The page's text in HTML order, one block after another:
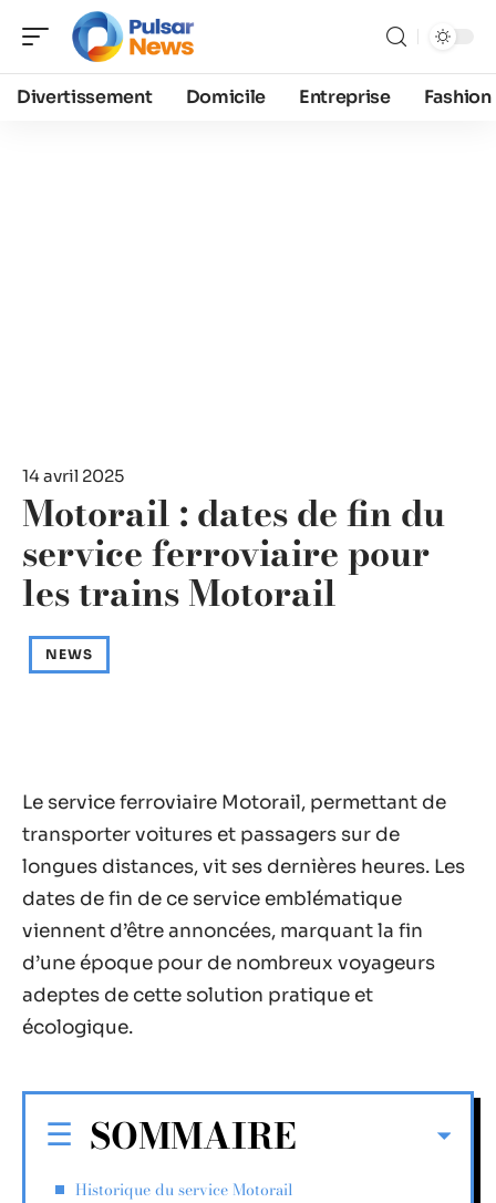
Divertissement Domicile Entreprise Fashion
14 avril 2025
Motorail : dates de fin du
service ferroviaire pour
les trains Motorail
NEWS
Le service ferroviaire Motorail, permettant de
transporter voitures et passagers sur de
longues distances, vit ses dernières heures. Les
dates de fin de ce service emblématique
viennent d’être annoncées, marquant la fin
d’une époque pour de nombreux voyageurs
adeptes de cette solution pratique et
écologique.
SOMMAIRE
Historique du service Motorail